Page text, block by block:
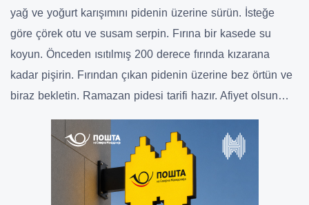
yağ ve yoğurt karışımını pidenin üzerine sürün. İsteğe
göre çörek otu ve susam serpin. Fırına bir kasede su
koyun. Önceden ısıtılmış 200 derece fırında kızarana
kadar pişirin. Fırından çıkan pidenin üzerine bez örtün ve
biraz bekletin. Ramazan pidesi tarifi hazır. Afiyet olsun…